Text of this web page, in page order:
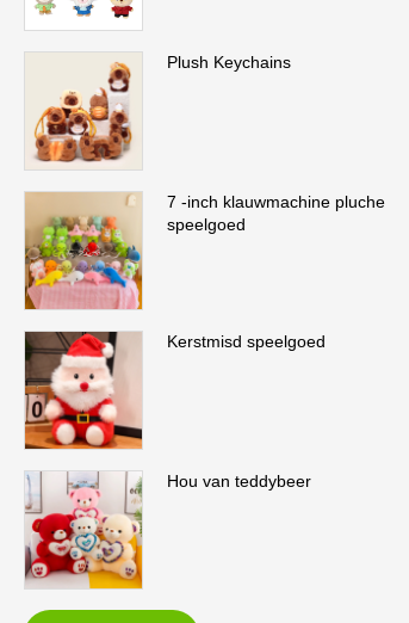
Plush Keychains
7 -inch klauwmachine pluche
speelgoed
Kerstmisd speelgoed
Hou van teddybeer